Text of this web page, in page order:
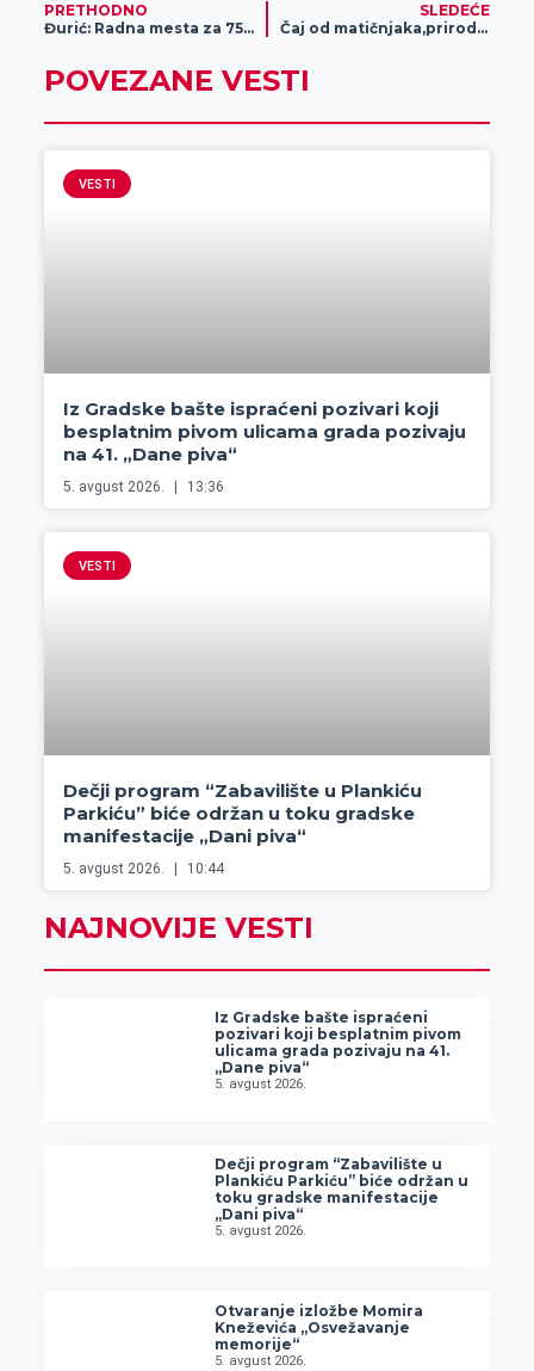
PRETHODNO
Đurić: Radna mesta za 75 lekara i 200 medicinskih sestara; građani da poštuju nove mere za Zvečan i K.Mitrovicu
SLEDEĆE
Čaj od matičnjaka,prirodni lek za smirenje
POVEZANE VESTI
VESTI
Iz Gradske bašte ispraćeni pozivari koji
besplatnim pivom ulicama grada pozivaju
na 41. „Dane piva“
5. avgust 2026. 13:36
VESTI
Dečji program “Zabavilište u Plankiću
Parkiću” biće održan u toku gradske
manifestacije „Dani piva“
5. avgust 2026. 10:44
NAJNOVIJE VESTI
Iz Gradske bašte ispraćeni
pozivari koji besplatnim pivom
ulicama grada pozivaju na 41.
„Dane piva“
5. avgust 2026.
Dečji program “Zabavilište u
Plankiću Parkiću” biće održan u
toku gradske manifestacije
„Dani piva“
5. avgust 2026.
Otvaranje izložbe Momira
Kneževića „Osvežavanje
memorije“
5. avgust 2026.